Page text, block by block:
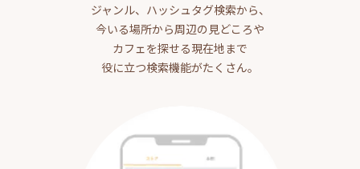
ジャンル、ハッシュタグ検索から、
今いる場所から周辺の見どころや
カフェを探せる現在地まで
役に立つ検索機能がたくさん。